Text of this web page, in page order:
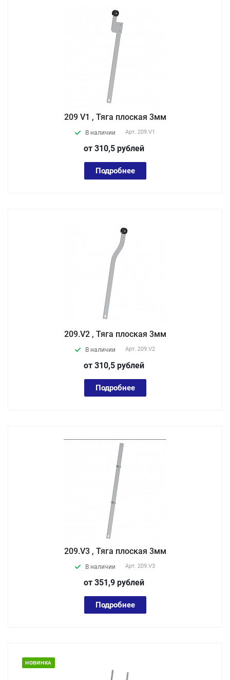
209 V1 , Тяга плоская 3мм
В наличии Арт. 209.V1
от 310,5 рублей
Подробнее
209.V2 , Тяга плоская 3мм
В наличии Арт. 209.V2
от 310,5 рублей
Подробнее
209.V3 , Тяга плоская 3мм
В наличии Арт. 209.V3
от 351,9 рублей
Подробнее
НОВИНКА